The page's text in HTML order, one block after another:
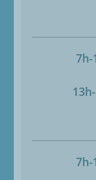
7h-
7h-